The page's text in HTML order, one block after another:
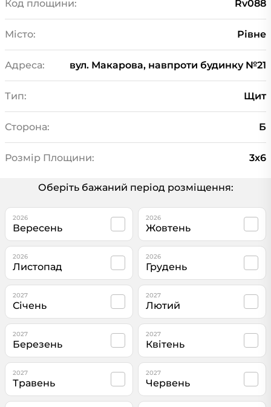
Код площини: Rv088
Місто: Рівне
Адреса: вул. Макарова, навпроти будинку №21
Тип: Щит
Сторона: Б
Розмір Площини: 3х6
Оберіть бажаний період розміщення:
2026
Вересень
2026
Жовтень
2026
Листопад
2026
Грудень
2027
Січень
2027
Лютий
2027
Березень
2027
Квітень
2027
Травень
2027
Червень